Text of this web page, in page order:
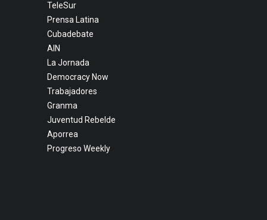
TeleSur
Prensa Latina
Cubadebate
AIN
La Jornada
Democracy Now
Trabajadores
Granma
Juventud Rebelde
Aporrea
Progreso Weekly